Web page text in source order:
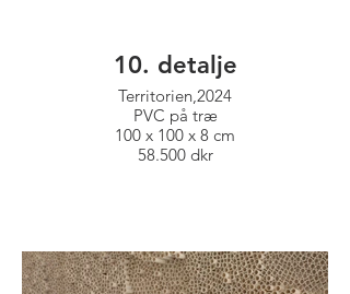
10. detalje
Territorien,2024
PVC på træ
100 x 100 x 8 cm
58.500 dkr